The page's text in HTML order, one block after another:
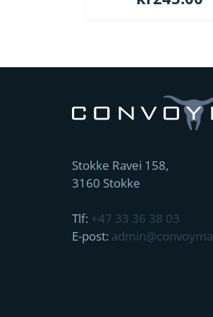
Stokke Ravei 158,
3160 Stokke
Tlf: +47 33 36 38 03
E-post: